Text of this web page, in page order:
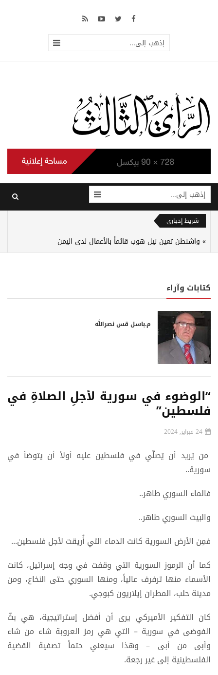
إذهب إلى...
إذهب إلى...
شريط إخباري
واشنطن تعين نيل هوب قائماً بالأعمال لدى اليمن
كتابات وآراء
م.باسل قس نصرالله
“الوضوء في سورية لأجلِ الصلاةِ في
فلسطين”
24 فبراير, 2024
من يُريد أن يُصلّي في فلسطين عليه أولاً أن يتوضأ في
سورية..
فالماء السوري طاهر..
والبيت السوري طاهر..
فمِن الأرض السورية كانت الدماء التي أُريقت لأجل فلسطين...
كما أن الرموز السورية التي وقفت في وجه إسرائيل، كانت
الأسماء منها ترفرف عالياً، ومنها السوري حتى النخاع، ومن
مدينة حلب، المطران إيلاريون كبوجي.
كان التفكير الأميركي يرى أن أفضل إستراتيجية، هي بثّ
الفوضى في سورية – التي هي رمز العروبة شاء من شاء
وأبى من أبى – وهذا سيعني حتماً تصفية القضية
الفلسطينية إلى غير رجعة.